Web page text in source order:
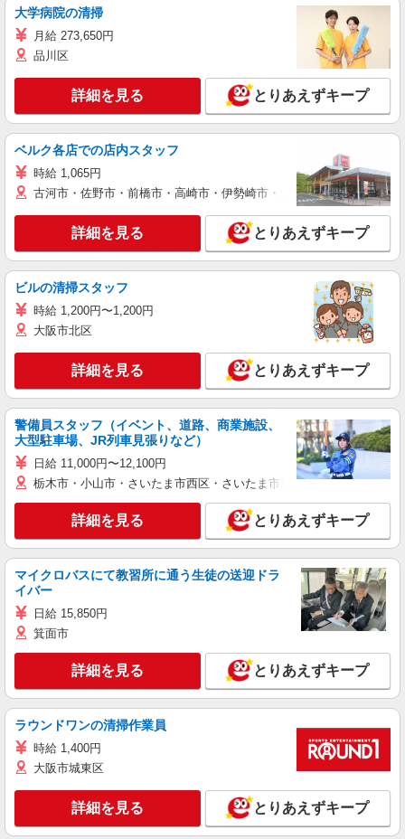
大学病院の清掃
月給 273,650円
品川区
詳細を見る とりあえずキープ
ベルク各店での店内スタッフ
時給 1,065円
古河市・佐野市・前橋市・高崎市・伊勢崎市・太田市・館林市・藤
詳細を見る とりあえずキープ
ビルの清掃スタッフ
時給 1,200円〜1,200円
大阪市北区
詳細を見る とりあえずキープ
警備員スタッフ（イベント、道路、商業施設、
大型駐車場、JR列車見張りなど）
日給 11,000円〜12,100円
栃木市・小山市・さいたま市西区・さいたま市岩槻区・久喜市・蓮田
詳細を見る とりあえずキープ
マイクロバスにて教習所に通う生徒の送迎ドラ
イバー
日給 15,850円
箕面市
詳細を見る とりあえずキープ
ラウンドワンの清掃作業員
時給 1,400円
大阪市城東区
詳細を見る とりあえずキープ